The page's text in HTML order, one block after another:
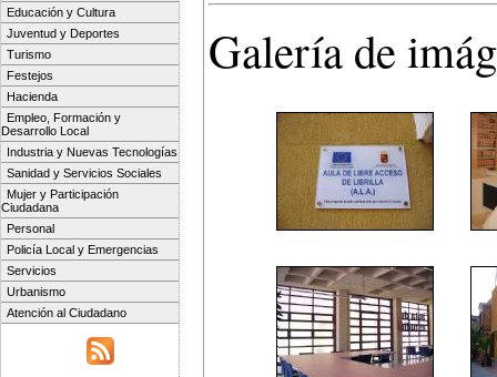
Educación y Cultura
Juventud y Deportes
Turismo
Festejos
Hacienda
Empleo, Formación y
Desarrollo Local
Industria y Nuevas Tecnologías
Sanidad y Servicios Sociales
Mujer y Participación
Ciudadana
Personal
Policía Local y Emergencias
Servicios
Urbanismo
Atención al Ciudadano
Galería de